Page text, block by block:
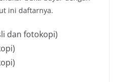
ini daftarnya.
dan fotokopi)